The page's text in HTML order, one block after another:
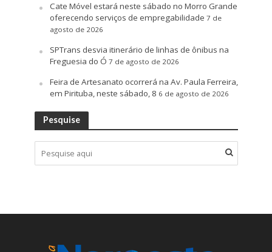
Cate Móvel estará neste sábado no Morro Grande
oferecendo serviços de empregabilidade 7 de
agosto de 2026
SPTrans desvia itinerário de linhas de ônibus na
Freguesia do Ó 7 de agosto de 2026
Feira de Artesanato ocorrerá na Av. Paula Ferreira,
em Pirituba, neste sábado, 8 6 de agosto de 2026
Pesquise